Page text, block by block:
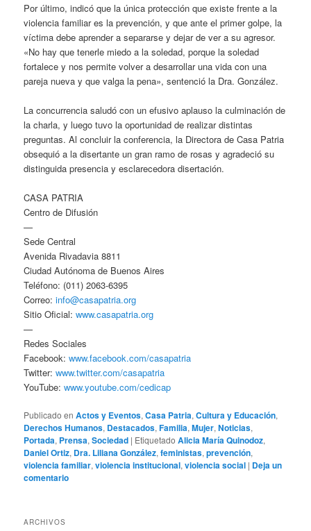
Por último, indicó que la única protección que existe frente a la
violencia familiar es la prevención, y que ante el primer golpe, la
víctima debe aprender a separarse y dejar de ver a su agresor.
«No hay que tenerle miedo a la soledad, porque la soledad
fortalece y nos permite volver a desarrollar una vida con una
pareja nueva y que valga la pena», sentenció la Dra. González.
La concurrencia saludó con un efusivo aplauso la culminación de
la charla, y luego tuvo la oportunidad de realizar distintas
preguntas. Al concluir la conferencia, la Directora de Casa Patria
obsequió a la disertante un gran ramo de rosas y agradeció su
distinguida presencia y esclarecedora disertación.
CASA PATRIA
Centro de Difusión
—
Sede Central
Avenida Rivadavia 8811
Ciudad Autónoma de Buenos Aires
Teléfono: (011) 2063-6395
Correo:info@casapatria.org
Sitio Oficial:www.casapatria.org
—
Redes Sociales
Facebook:www.facebook.com/casapatria
Twitter:www.twitter.com/casapatria
YouTube:www.youtube.com/cedicap
Publicado en Actos y Eventos,Casa Patria,Cultura y Educación,
Derechos Humanos, Destacados,Familia,Mujer,Noticias,
Portada, Prensa,Sociedad | Etiquetado Alicia María Quinodoz,
Daniel Ortiz, Dra. Liliana González,feministas,prevención,
violencia familiar,violencia institucional,violencia social | Deja un
comentario
ARCHIVOS